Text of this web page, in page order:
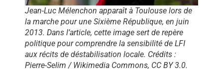
Jean-Luc Mélenchon apparaît à Toulouse lors de
la marche pour une Sixième République, en juin
2013. Dans l’article, cette image sert de repère
politique pour comprendre la sensibilité de LFI
aux récits de déstabilisation locale. Crédits :
Pierre-Selim / Wikimedia Commons, CC BY 3.0.